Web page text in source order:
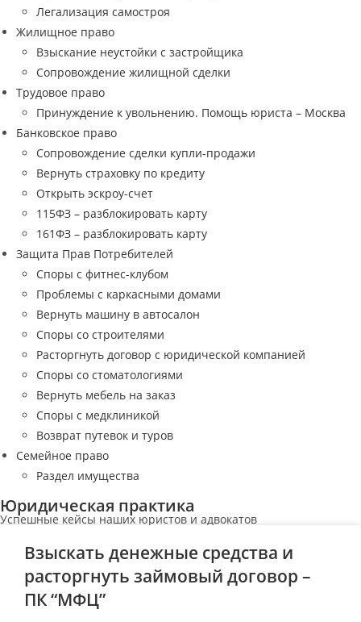
Легализация самостроя
Жилищное право
Взыскание неустойки с застройщика
Сопровождение жилищной сделки
Трудовое право
Принуждение к увольнению. Помощь юриста – Москва
Банковское право
Сопровождение сделки купли-продажи
Вернуть страховку по кредиту
Открыть эскроу-счет
115ФЗ – разблокировать карту
161ФЗ – разблокировать карту
Защита Прав Потребителей
Споры с фитнес-клубом
Проблемы с каркасными домами
Вернуть машину в автосалон
Споры со строителями
Расторгнуть договор с юридической компанией
Споры со стоматологиями
Вернуть мебель на заказ
Споры с медклиникой
Возврат путевок и туров
Семейное право
Раздел имущества
Юридическая практика
Успешные кейсы наших юристов и адвокатов
Взыскать денежные средства и
расторгнуть займовый договор –
ПК “МФЦ”